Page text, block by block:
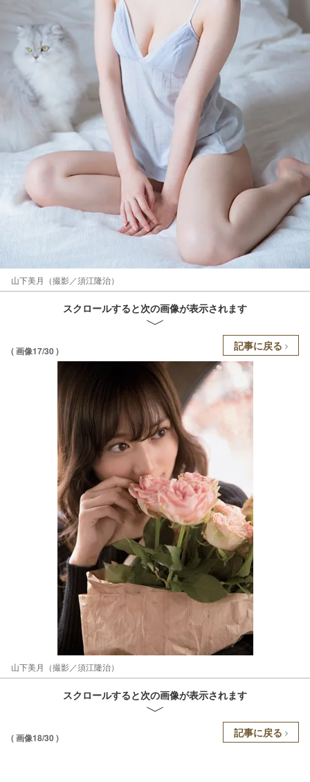
山下美月（撮影／須江隆治）
スクロールすると次の画像が表示されます
( 画像17/30 ) 記事に戻る
山下美月（撮影／須江隆治）
スクロールすると次の画像が表示されます
( 画像18/30 ) 記事に戻る